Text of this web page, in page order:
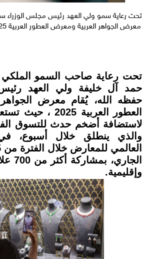
تحت رعاية سمو ولي العهد رئيس مجلس الوزراء
معرض الجواهر العربية ومعرض العطور العربية 2025 ينطلقان خلال أسبوع
تحت رعاية صاحب السمو الملكي
حمد آل خليفة ولي العهد
حفظه الله، يُقام معرض
العطور العربية
لاستضافة أضخم حدث للتسوق
والذي ينطلق خلال أسبوع،
وإقليمية.